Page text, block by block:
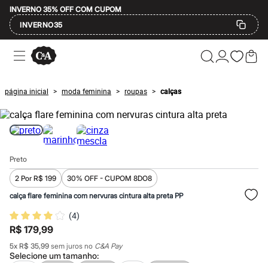
INVERNO 35% OFF COM CUPOM
INVERNO35
Ofertas
Compre por Departamento
Masculino
Infantil
Calçados
Mindse7
Plus Size
Até 20% off
Até 60% off
A partir de 60% off
Feminino
Em alta
Alfaiataria
Novidades
Roupas
Blusas e Camisetas
Básicos
página inicial > moda feminina > roupas > calças
Preto
2 Por R$ 199
30% OFF - CUPOM 8DO8
calça flare feminina com nervuras cintura alta preta PP
(4)
R$ 179,99
5x R$ 35,99 sem juros no C&A Pay
Selecione umtamanho: